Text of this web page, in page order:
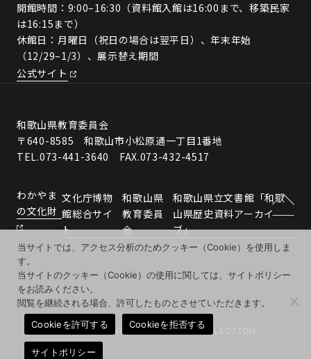
開館時間：9:00–16:30（資料館入館は16:00まで、移築民家
は16:15まで）
休館日：月曜日（祝日の場合は翌平日）、年末年始
（12/29–1/3）、展示替え期間
公式サイト
和歌山県教育委員会
〒640-8585 和歌山市小松原通一丁目1番地
TEL.073-441-3640 FAX.073-432-4517
わかやま
の文化財
文化庁博物
館総合サイ
ト
和歌山県
教育委員
会
和歌山県立文書館「和歌
山県歴史資料アーカイ
ブ」
© 2026 WAKAYAMA MUSEUMS COLLECTION
当サイトでは、アクセス分析のためクッキー（Cookie）を使用しま
す。
当サイトのクッキー（Cookie）の使用に関しては、サイトポリシー
をお読みください。
閲覧を継続される場合、許可したものとさせていただきます。
Cookieを許可する
Cookieを拒否する
サイトポリシー